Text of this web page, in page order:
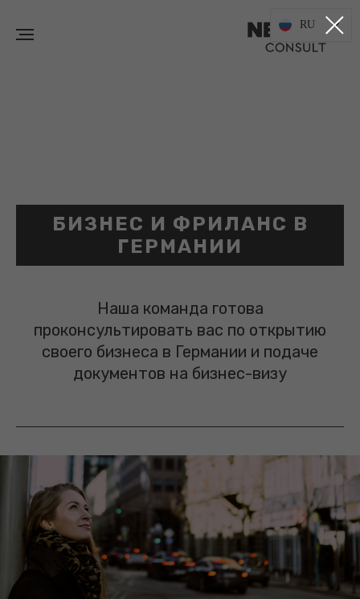
БИЗНЕС И ФРИЛАНС В
ГЕРМАНИИ
Наша команда готова
проконсультировать вас по открытию
своего бизнеса в Германии и подаче
документов на бизнес-визу
RU